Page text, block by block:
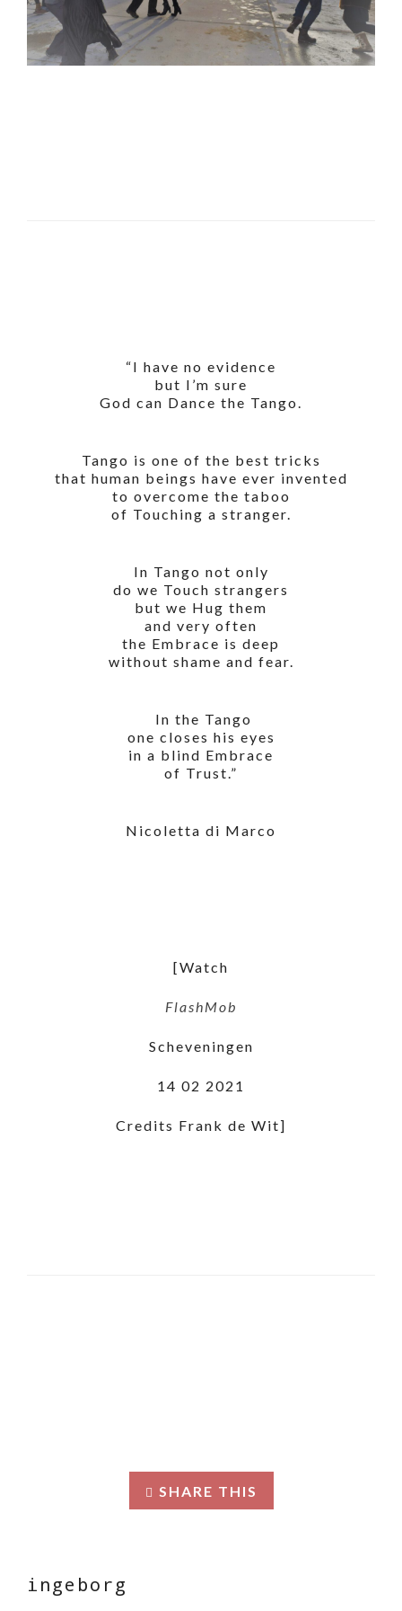
“I have no evidence
but I’m sure
God can Dance the Tango.
Tango is one of the best tricks
that human beings have ever invented
to overcome the taboo
of Touching a stranger.
In Tango not only
do we Touch strangers
but we Hug them
and very often
the Embrace is deep
without shame and fear.
In the Tango
one closes his eyes
in a blind Embrace
of Trust.”
Nicoletta di Marco
[Watch
FlashMob
Scheveningen
14 02 2021
Credits Frank de Wit]
SHARE THIS
ingeborg